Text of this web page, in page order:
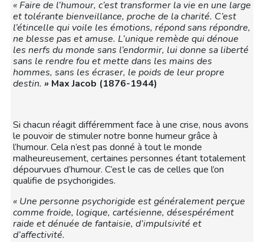
« Faire de l’humour, c’est transformer la vie en une large
et tolérante bienveillance, proche de la charité. C’est
l’étincelle qui voile les émotions, répond sans répondre,
ne blesse pas et amuse. L’unique remède qui dénoue
les nerfs du monde sans l’endormir, lui donne sa liberté
sans le rendre fou et mette dans les mains des
hommes, sans les écraser, le poids de leur propre
destin. » Max Jacob (1876-1944)
Si chacun réagit différemment face à une crise, nous avons
le pouvoir de stimuler notre bonne humeur grâce à
l’humour. Cela n’est pas donné à tout le monde
malheureusement, certaines personnes étant totalement
dépourvues d’humour. C’est le cas de celles que l’on
qualifie de psychorigides.
« Une personne psychorigide est généralement perçue
comme froide, logique, cartésienne, désespérément
raide et dénuée de fantaisie, d’impulsivité et
d’affectivité.